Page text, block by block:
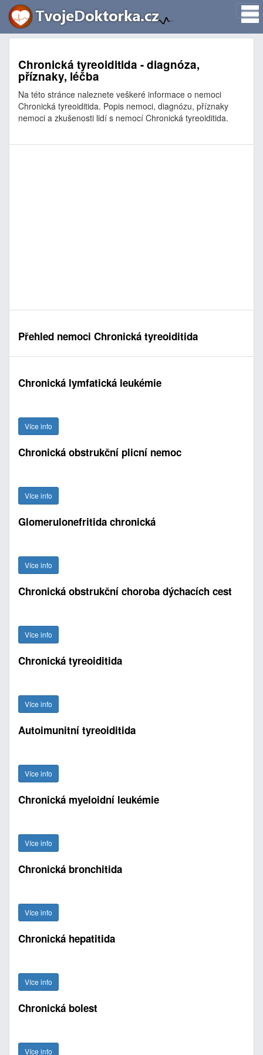
Chronická tyreoiditida - diagnóza,
příznaky, léčba
Na této stránce naleznete veškeré informace o nemoci
Chronická tyreoiditida. Popis nemoci, diagnózu, příznaky
nemoci a zkušenosti lidí s nemocí Chronická tyreoiditida.
Přehled nemoci Chronická tyreoiditida
Chronická lymfatická leukémie
Více info
Chronická obstrukční plicní nemoc
Více info
Glomerulonefritida chronická
Více info
Chronická obstrukční choroba dýchacích cest
Více info
Chronická tyreoiditida
Více info
Autoimunitní tyreoiditida
Více info
Chronická myeloidní leukémie
Více info
Chronická bronchitida
Více info
Chronická hepatitida
Více info
Chronická bolest
Více info